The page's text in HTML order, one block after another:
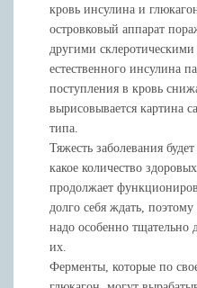
кровь инсулина и
островковый аппарат
другими
естественного инсулина
поступления в кровь
вырисовывается картина
типа.
Тяжесть заболевания будет
какое количество
продолжает
долго себя ждать,
надо особенно тщательно
их.
Ферменты, которые по